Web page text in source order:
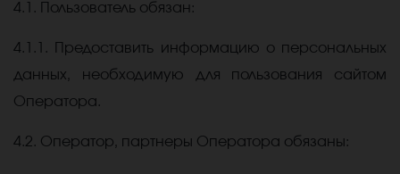
4.1. Пользователь обязан:
4.1.1. Предоставить информацию о персональных
данных, необходимую для пользования сайтом
Оператора.
4.2. Оператор, партнеры Оператора обязаны: